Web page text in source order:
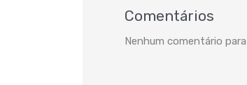
Comentários
Nenhum comentário